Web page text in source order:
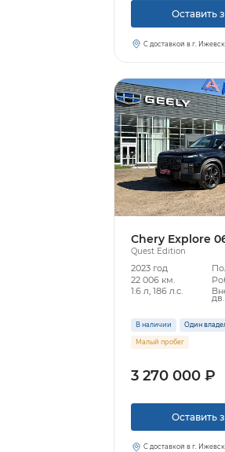
Оставить
С доставкой в г. Ижевск
Chery Explore
Quest Edition
2023 год
22 006 км.
1.6 л, 186 л.с.
дв.
В наличии Один
Малый пробег
3 270 000 ₽
Оставить
С доставкой в г. Ижевск